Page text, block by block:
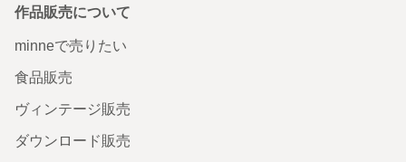
作品販売について
minneで売りたい
食品販売
ヴィンテージ販売
ダウンロード販売